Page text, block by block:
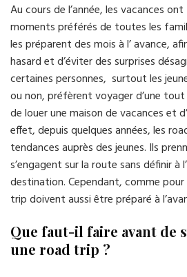
Au cours de l’année, les vacances
moments préférés de toutes les
les préparent des mois à l’ avance,
hasard et d’éviter des surprises
certaines personnes, surtout les
ou non, préfèrent voyager d’une
de louer une maison de vacances et
effet, depuis quelques années, les
tendances auprès des jeunes. Ils
s’engagent sur la route sans définir à
destination. Cependant, comme pour
trip doivent aussi être préparé à
Que faut-il faire avant de
une road trip ?